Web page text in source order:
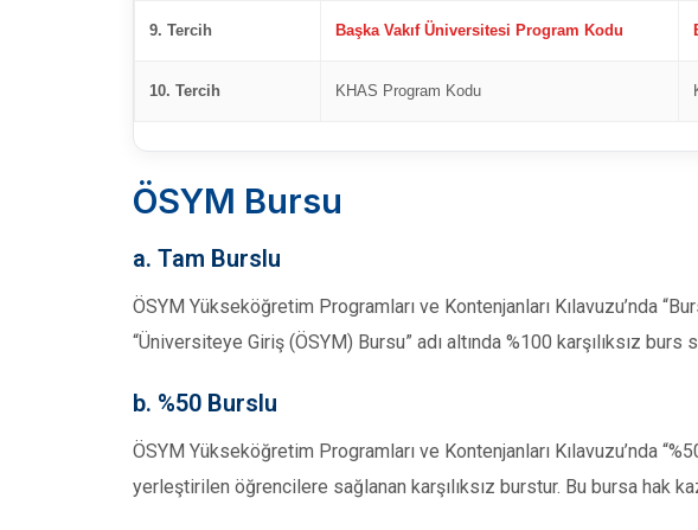
9. Tercih Başka Vakıf Üniversitesi Program Kodu
10. Tercih KHAS Program Kodu
ÖSYM Bursu
a. Tam Burslu
ÖSYM Yükseköğretim Programları ve Kontenjanları Kılavuzu’nda
“Üniversiteye Giriş (ÖSYM) Bursu” adı altında %100 karşılıksız
b. %50 Burslu
ÖSYM Yükseköğretim Programları ve Kontenjanları Kılavuzu’nda
yerleştirilen öğrencilere sağlanan karşılıksız burstur. Bu bursa hak